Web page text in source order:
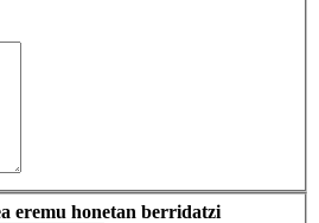
eremu honetan berridatzi